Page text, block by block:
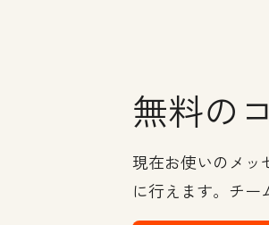
無料の
現在お使いのメッ
に行えます。チー